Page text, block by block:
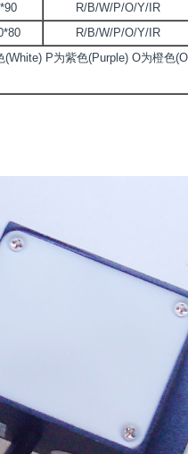
R/B/W/P/O/Y/IR
R/B/W/P/O/Y/IR
P为紫色(Purple) O为橙色